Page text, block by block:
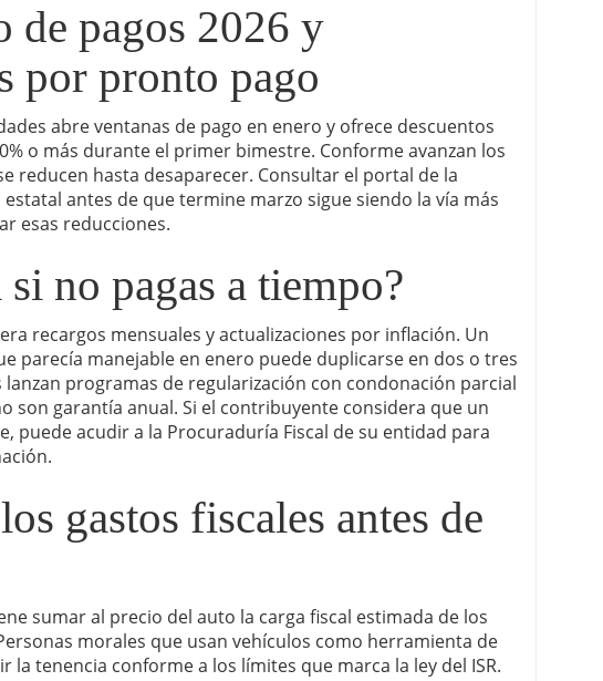
de pagos 2026 y
por pronto pago
abre ventanas de pago en enero y ofrece descuentos
o más durante el primer bimestre. Conforme avanzan los
reducen hasta desaparecer. Consultar el portal de la
estatal antes de que termine marzo sigue siendo la vía más
esas reducciones.
si no pagas a tiempo?
recargos mensuales y actualizaciones por inflación. Un
parecía manejable en enero puede duplicarse en dos o tres
lanzan programas de regularización con condonación parcial
son garantía anual. Si el contribuyente considera que un
puede acudir a la Procuraduría Fiscal de su entidad para
gastos fiscales antes de
sumar al precio del auto la carga fiscal estimada de los
morales que usan vehículos como herramienta de
la tenencia conforme a los límites que marca la ley del ISR.